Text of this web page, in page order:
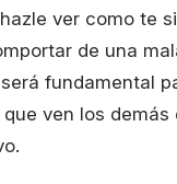
ver como te
de una
fundamental
ven los demás